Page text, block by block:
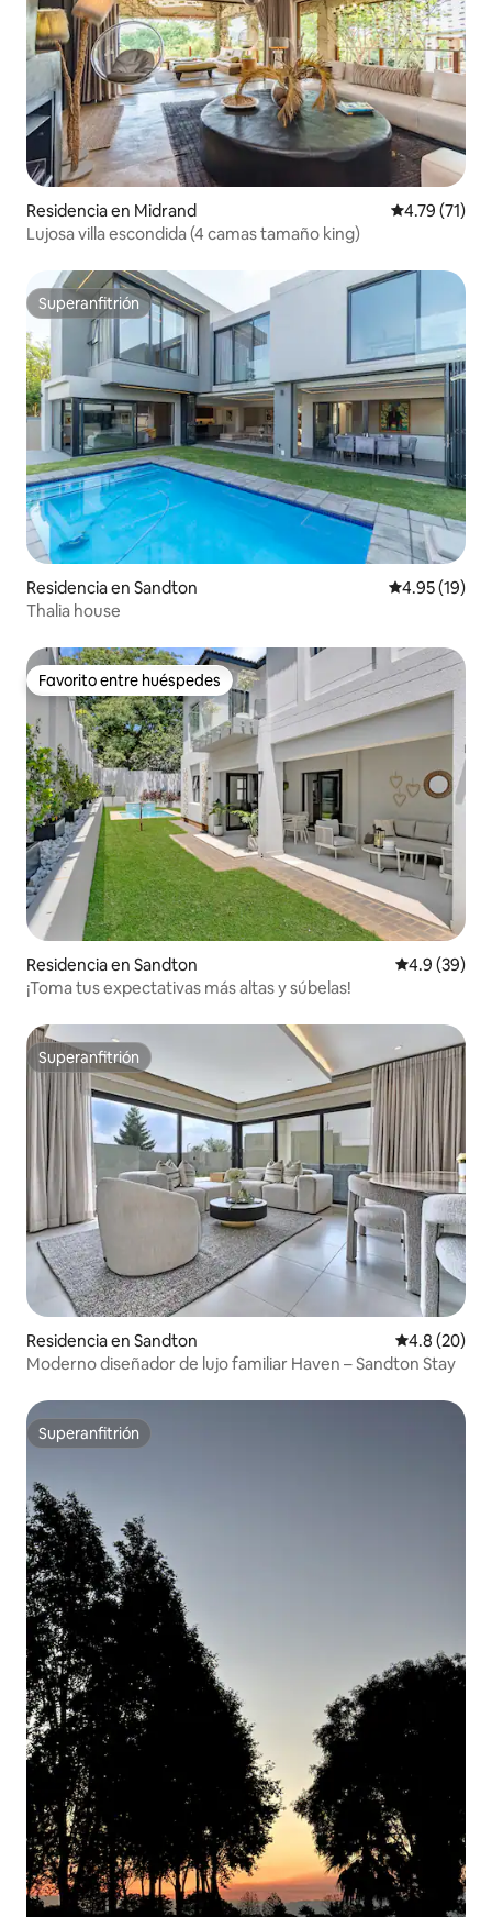
Residencia en Midrand Calificación
4.79 (71)
Lujosa villa escondida (4 camas tamaño king)
Superanfitrión
Superanfitrión
Residencia en Sandton Calificación
4.95 (19)
Thalia house
Favorito entre huéspedes
Favorito entre huéspedes
Residencia en Sandton Calificación
4.9 (39)
¡Toma tus expectativas más altas y súbelas!
Superanfitrión
Superanfitrión
Residencia en Sandton Calificación
4.8 (20)
Moderno diseñador de lujo familiar Haven – Sandton Stay
Superanfitrión
Superanfitrión